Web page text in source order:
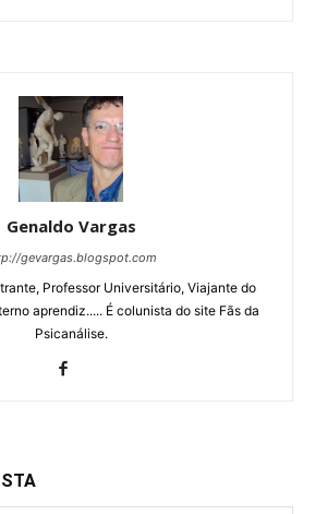
Genaldo Vargas
gevargas.blogspot.com
Professor Universitário, Viajante do
aprendiz..... É colunista do site Fãs da
Psicanálise.